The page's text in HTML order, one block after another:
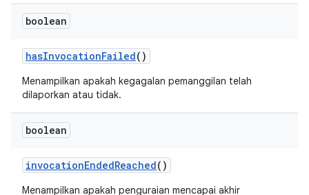
boolean
hasInvocationFailed()
Menampilkan apakah kegagalan pemanggilan telah
dilaporkan atau tidak.
boolean
invocationEndedReached()
Menampilkan apakah penguraian mencapai akhir